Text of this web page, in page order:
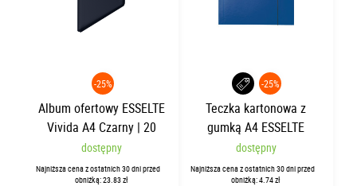
-25%
Album ofertowy ESSELTE
Vivida A4 Czarny | 20
koszulek
dostępny
Najniższa cena z ostatnich 30 dni przed
obniżką: 23.83 zł
-25%
Teczka kartonowa z
gumką A4 ESSELTE
Granatowa
dostępny
Najniższa cena z ostatnich 30 dni przed
obniżką: 4.74 zł